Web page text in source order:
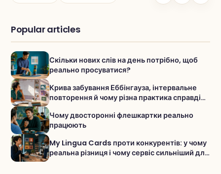
Popular articles
Скільки нових слів на день потрібно, щоб
реально просуватися?
Крива забування Еббінгауза, інтервальне
повторення й чому різна практика справді
Чому двосторонні флешкартки реально
працюють
My Lingua Cards проти конкурентів: у чому
реальна різниця і чому сервіс сильніший для